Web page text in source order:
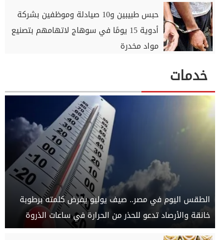
حبس طبيبين و10 صيادلة وموظفين بشركة
أدوية 15 يومًا في سوهاج لاتهامهم بتصنيع
مواد مخدرة
خدمات
الطقس اليوم في مصر.. صيف يوليو يفرض كلمته برطوبة
خانقة والأرصاد تدعو للحذر من الحرارة في ساعات الذروة